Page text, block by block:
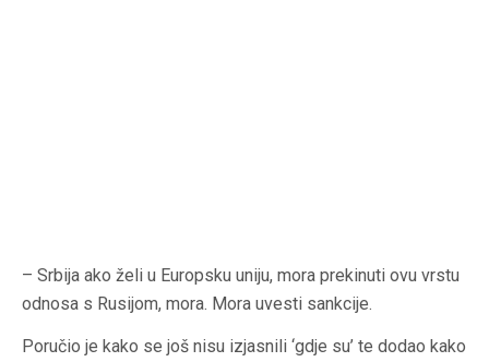
– Srbija ako želi u Europsku uniju, mora prekinuti ovu vrstu
odnosa s Rusijom, mora. Mora uvesti sankcije.
Poručio je kako se još nisu izjasnili ‘gdje su’ te dodao kako